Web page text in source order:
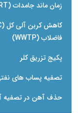
زمان ماند جامدات (SRT) در تصفیه
فاضلاب (WWTP)
پکیج تزریق کلر
تصفیه پساب های
حذف آهن در